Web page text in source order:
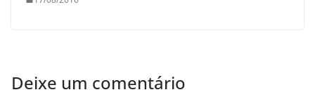
Deixe um comentário